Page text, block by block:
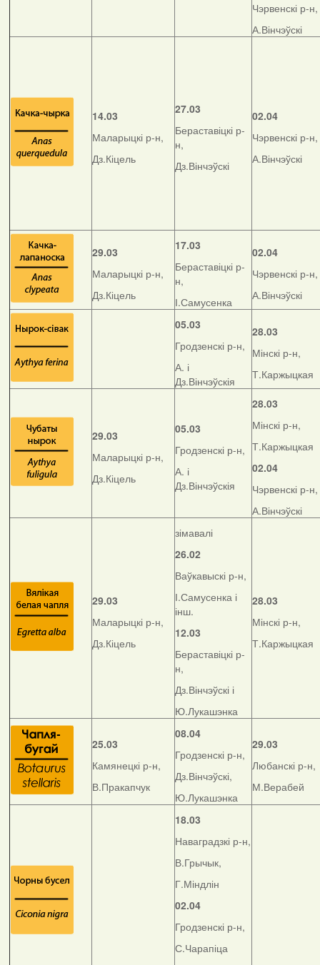
Чэрвенскі р-н,
А.Вінчэўскі
14.03
Маларыцкі р-н,
Дз.Кіцель
27.03
Бераставіцкі р-
н,
Дз.Вінчэўскі
02.04
Чэрвенскі р-н,
А.Вінчэўскі
29.03
Маларыцкі р-н,
Дз.Кіцель
17.03
Бераставіцкі р-
н,
І.Самусенка
02.04
Чэрвенскі р-н,
А.Вінчэўскі
05.03
Гродзенскі р-н,
А. і
Дз.Вінчэўскія
28.03
Мінскі р-н,
Т.Каржыцкая
29.03
Маларыцкі р-н,
Дз.Кіцель
05.03
Гродзенскі р-н,
А. і
Дз.Вінчэўскія
28.03
Мінскі р-н,
Т.Каржыцкая
02.04
Чэрвенскі р-н,
А.Вінчэўскі
29.03
Маларыцкі р-н,
Дз.Кіцель
зімавалі
26.02
Ваўкавыскі р-н,
І.Самусенка і
інш.
12.03
Бераставіцкі р-
н,
Дз.Вінчэўскі і
Ю.Лукашэнка
28.03
Мінскі р-н,
Т.Каржыцкая
25.03
Камянецкі р-н,
В.Пракапчук
08.04
Гродзенскі р-н,
Дз.Вінчэўскі,
Ю.Лукашэнка
29.03
Любанскі р-н,
М.Верабей
18.03
Наваградзкі р-н,
В.Грычык,
Г.Міндлін
02.04
Гродзенскі р-н,
С.Чарапіца